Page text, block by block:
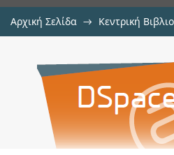
Αρχική Σελίδα → Κεντρική
SANAA: ένα